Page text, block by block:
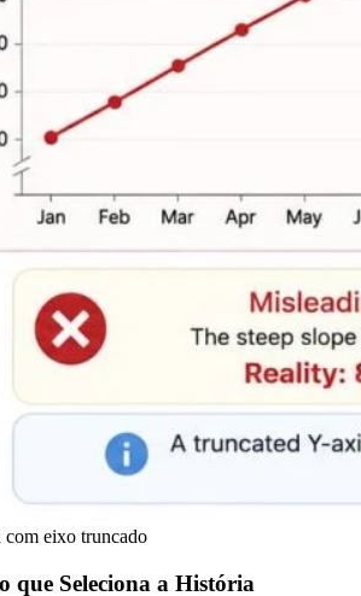
eixo truncado
que Seleciona a História